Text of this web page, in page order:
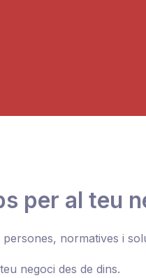
per al teu
normatives i
negoci des de dins.